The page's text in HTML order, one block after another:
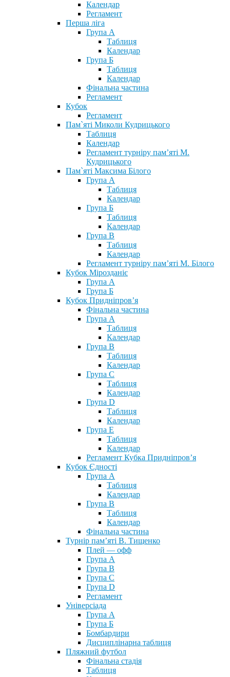
Календар
Регламент
Перша ліга
Група А
Таблиця
Календар
Група Б
Таблиця
Календар
Фінальна частина
Регламент
Кубок
Регламент
Пам`яті Миколи Кудрицького
Таблиця
Календар
Регламент турніру пам’яті М.
Кудрицького
Пам`яті Максима Білого
Група А
Таблиця
Календар
Група Б
Таблиця
Календар
Група В
Таблиця
Календар
Регламент турніру пам’яті М. Білого
Кубок Мірозданіє
Група А
Група Б
Кубок Придніпров’я
Фінальна частина
Група А
Таблиця
Календар
Група В
Таблиця
Календар
Група С
Таблиця
Календар
Група D
Таблиця
Календар
Група Е
Таблиця
Календар
Регламент Кубка Придніпров’я
Кубок Єдності
Група А
Таблиця
Календар
Група В
Таблиця
Календар
Фінальна частина
Турнір пам’яті В. Тищенко
Плей — офф
Група А
Група B
Група С
Група D
Регламент
Універсіада
Група А
Група Б
Бомбардири
Дисциплінарна таблиця
Пляжний футбол
Фінальна стадія
Таблиця